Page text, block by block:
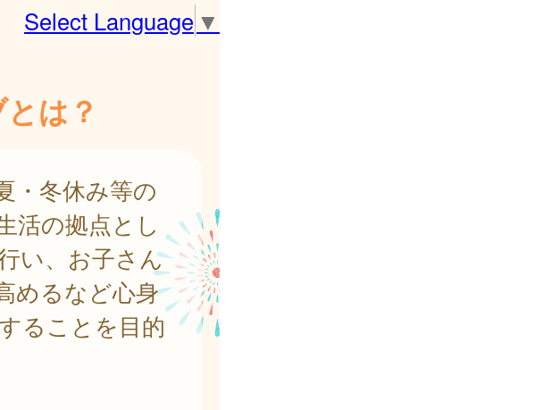
Select Language ▼
は？
・冬休み等の
活の拠点とし
い、お子さん
めるなど心身
ることを目的